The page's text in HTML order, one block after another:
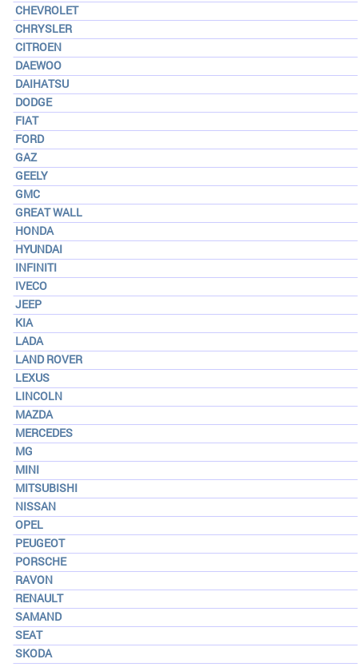
CHEVROLET
CHRYSLER
CITROEN
DAEWOO
DAIHATSU
DODGE
FIAT
FORD
GAZ
GEELY
GMC
GREAT WALL
HONDA
HYUNDAI
INFINITI
IVECO
JEEP
KIA
LADA
LAND ROVER
LEXUS
LINCOLN
MAZDA
MERCEDES
MG
MINI
MITSUBISHI
NISSAN
OPEL
PEUGEOT
PORSCHE
RAVON
RENAULT
SAMAND
SEAT
SKODA